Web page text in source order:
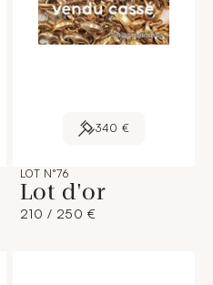
340 €
LOT N°76
Lot d'or
210 / 250 €